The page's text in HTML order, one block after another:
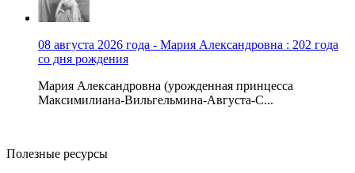
08 августа 2026 года - Мария Александровна : 202 года
со дня рождения
Мария Александровна (урожденная принцесса
Максимилиана-Вильгельмина-Августа-С...
Полезные ресурсы